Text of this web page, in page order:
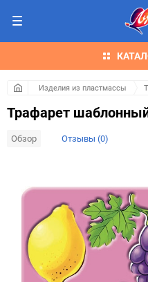
Изделия из пластмассы
Трафарет
Обзор Отзывы (0)